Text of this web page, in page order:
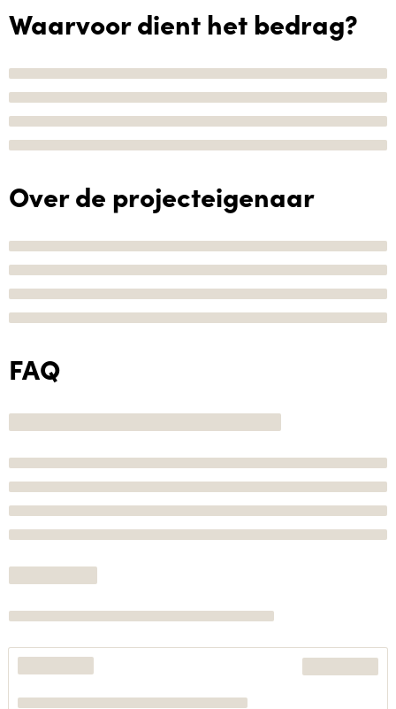
Waarvoor dient het bedrag?
Over de projecteigenaar
FAQ